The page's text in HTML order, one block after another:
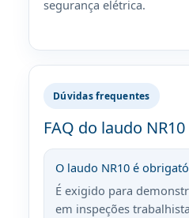
segurança elétrica.
Dúvidas frequentes
FAQ do laudo NR10
O laudo NR10 é
É exigido para
em inspeções